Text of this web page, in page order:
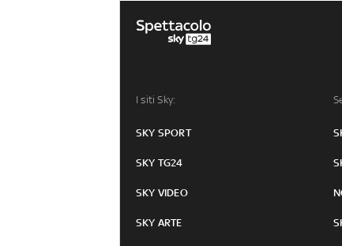
I siti Sky:
SKY SPORT
SKY TG24
SKY VIDEO
SKY ARTE